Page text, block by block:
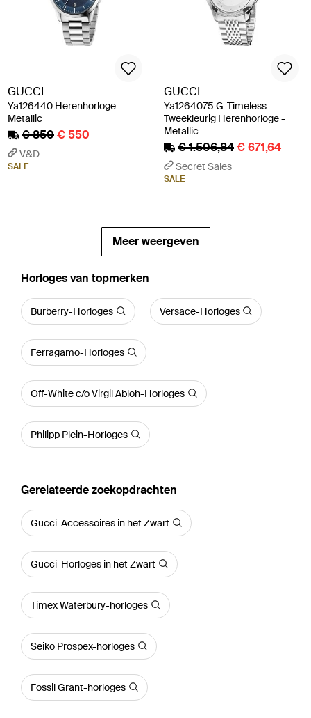
GUCCI
Ya126440 Herenhorloge -
Metallic
€ 850€ 550
V&D
SALE
GUCCI
Ya1264075 G-Timeless
Tweekleurig Herenhorloge -
Metallic
€ 1.506,84€ 671,64
Secret Sales
SALE
Meer weergeven
‪Horloges‬ van topmerken
Burberry-Horloges Versace-Horloges
Ferragamo-Horloges
Off-White c/o Virgil Abloh-Horloges
Philipp Plein-Horloges
Gerelateerde zoekopdrachten
Gucci-Accessoires in het Zwart
Gucci-Horloges in het Zwart
Timex Waterbury-horloges
Seiko Prospex-horloges
Fossil Grant-horloges